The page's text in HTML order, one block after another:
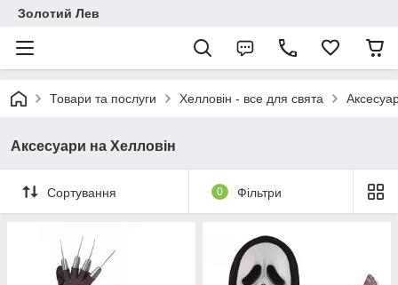
Золотий Лев
Товари та послуги Хелловін - все для свята
Аксесуари на Хелловін
Сортування 0 Фільтри